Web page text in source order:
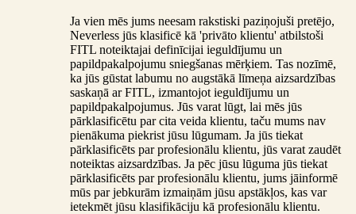
Ja vien mēs jums neesam rakstiski paziņojuši pretējo,
Neverless jūs klasificē kā 'privāto klientu' atbilstoši
FITL noteiktajai definīcijai ieguldījumu un
papildpakalpojumu sniegšanas mērķiem. Tas nozīmē,
ka jūs gūstat labumu no augstākā līmeņa aizsardzības
saskaņā ar FITL, izmantojot ieguldījumu un
papildpakalpojumus. Jūs varat lūgt, lai mēs jūs
pārklasificētu par cita veida klientu, taču mums nav
pienākuma piekrist jūsu lūgumam. Ja jūs tiekat
pārklasificēts par profesionālu klientu, jūs varat zaudēt
noteiktas aizsardzības. Ja pēc jūsu lūguma jūs tiekat
pārklasificēts par profesionālu klientu, jums jāinformē
mūs par jebkurām izmaiņām jūsu apstākļos, kas var
ietekmēt jūsu klasifikāciju kā profesionālu klientu.